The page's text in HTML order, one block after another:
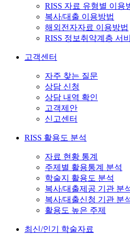
RISS 자료 유형별 이용
복사/대출 이용방법
해외전자자료 이용방법
RISS 정보취약계층 서
고객센터
자주 찾는 질문
상담 신청
상담 내역 확인
고객제안
신고센터
RISS 활용도 분석
자료 현황 통계
주제별 활용통계 분석
학술지 활용도 분석
복사/대출제공 기관 분
복사/대출신청 기관 분
활용도 높은 주제
최신/인기 학술자료